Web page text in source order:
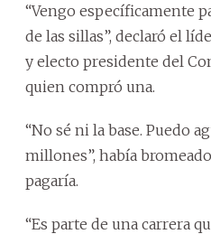
“Vengo específicamente
de las sillas”, declaró el
y electo presidente del
quien compró una.
“No sé ni la base. Puedo
millones”, había
pagaría.
“Es parte de una carrera